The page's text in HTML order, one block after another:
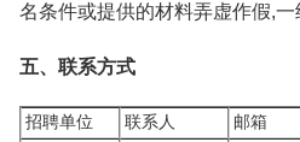
名条件或提供的材料弄虚作假,一
五、联系方式
招聘单位 联系人 邮箱